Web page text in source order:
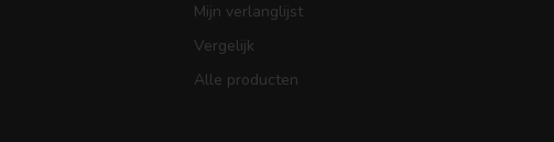
Mijn verlanglijst
Vergelijk
Alle producten